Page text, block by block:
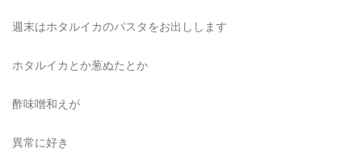
週末はホタルイカのパスタをお出しします
ホタルイカとか葱ぬたとか
酢味噌和えが
異常に好き